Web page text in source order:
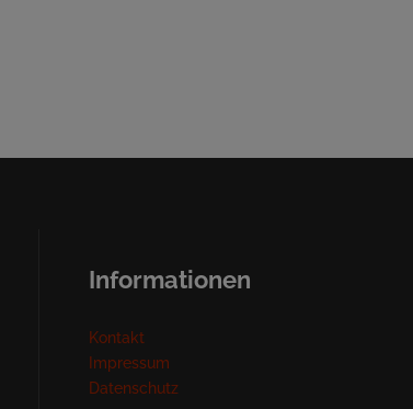
Informationen
Kontakt
Impressum
Datenschutz